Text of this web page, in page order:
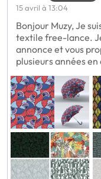
15 avril à 13:04
Bonjour Muzy, Je
textile free-lance.
annonce et vous
plusieurs années